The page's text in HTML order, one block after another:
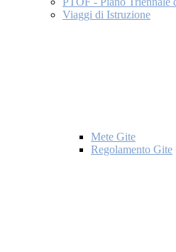
Viaggi di Istruzione
Mete Gite
Regolamento Gite